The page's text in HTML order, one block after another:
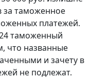
за таможенное
платежей.
таможенный
что названные
и зачету в
не подлежат.